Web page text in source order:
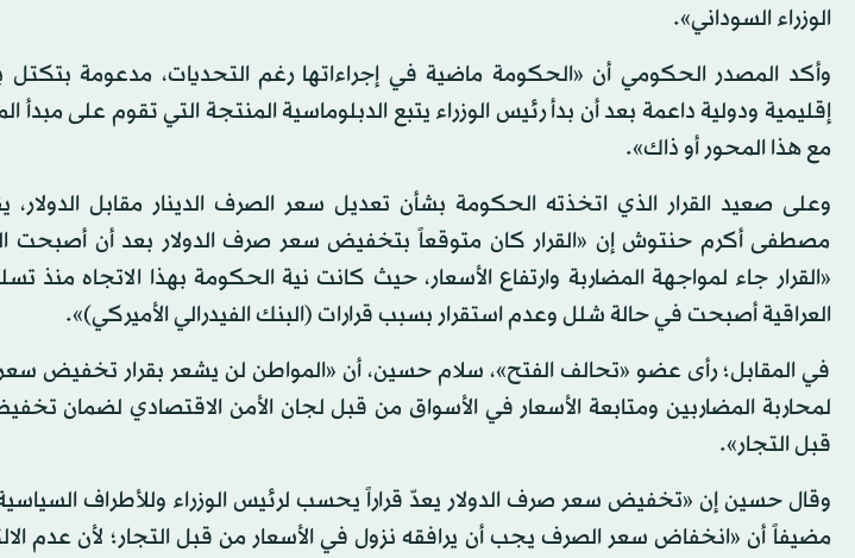
الوزراء السوداني».
وأكد المصدر الحكومي أن «الحكومة ماضية في إجراءاتها رغم التحديات، مدعومة
إقليمية ودولية داعمة بعد أن بدأ رئيس الوزراء يتبع الدبلوماسية المنتجة التي تقوم على
مع هذا المحور أو ذاك».
وعلى صعيد القرار الذي اتخذته الحكومة بشأن تعديل سعر الصرف الدينار مقابل الدولار،
مصطفى أكرم حنتوش إن «القرار كان متوقعاً بتخفيض سعر صرف الدولار بعد أن أصبحت
«القرار جاء لمواجهة المضاربة وارتفاع الأسعار، حيث كانت نية الحكومة بهذا الاتجاه منذ
العراقية أصبحت في حالة شلل وعدم استقرار بسبب قرارات (البنك الفيدرالي الأميركي)».
في المقابل؛ رأى عضو «تحالف الفتح»، سلام حسين، أن «المواطن لن يشعر بقرار تخفيض سعر
لمحاربة المضاربين ومتابعة الأسعار في الأسواق من قبل لجان الأمن الاقتصادي لضمان
قبل التجار».
وقال حسين إن «تخفيض سعر صرف الدولار يعدّ قراراً يحسب لرئيس الوزراء وللأطراف
مضيفاً أن «انخفاض سعر الصرف يجب أن يرافقه نزول في الأسعار من قبل التجار؛ لأن عدم